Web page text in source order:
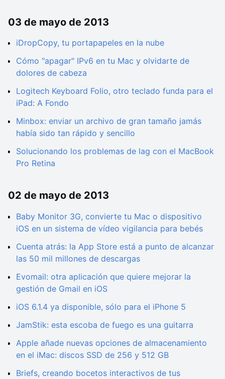
03 de mayo de 2013
iDropCopy, tu portapapeles en la nube
Cómo "apagar" IPv6 en tu Mac y olvidarte de
dolores de cabeza
Logitech Keyboard Folio, otro teclado funda para el
iPad: A Fondo
Minbox: enviar un archivo de gran tamaño jamás
había sido tan rápido y sencillo
Solucionando los problemas de lag con el MacBook
Pro Retina
02 de mayo de 2013
Baby Monitor 3G, convierte tu Mac o dispositivo
iOS en un sistema de vídeo vigilancia para bebés
Cuenta atrás: la App Store está a punto de alcanzar
las 50 mil millones de descargas
Evomail: otra aplicación que quiere mejorar la
gestión de Gmail en iOS
iOS 6.1.4 ya disponible, sólo para el iPhone 5
JamStik: esta escoba de fuego es una guitarra
Apple añade nuevas opciones de almacenamiento
en el iMac: discos SSD de 256 y 512 GB
Briefs, creando bocetos interactivos de tus